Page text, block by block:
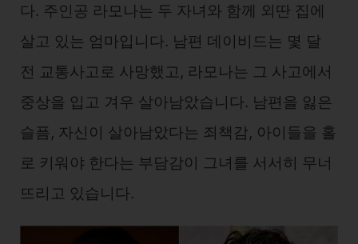
다. 주인공 라모나는 두 자녀와 함께 외딴 집에
살고 있는 엄마입니다. 남편 데이비드는 몇 달
전 교통사고로 사망했고, 라모나는 그 사고에서
중상을 입고 겨우 살아남았습니다. 남편을 잃은
슬픔, 자신이 살아남았다는 죄책감, 아이들을 홀
로 키워야 한다는 부담감이 그녀를 서서히 무너
뜨리고 있습니다.